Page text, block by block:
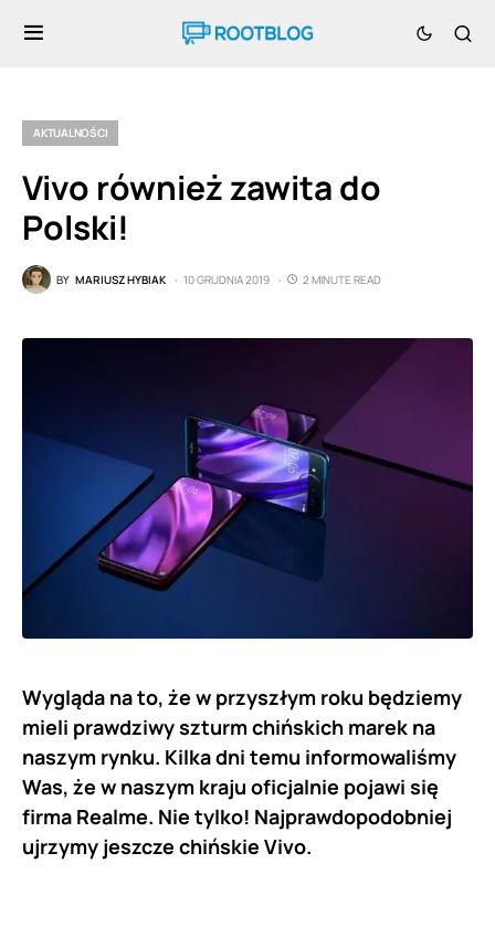
AKTUALNOŚCI
Vivo również zawita do
Polski!
BY MARIUSZ HYBIAK 10 GRUDNIA 2019 2 MINUTE READ
Wygląda na to, że w przyszłym roku będziemy
mieli prawdziwy szturm chińskich marek na
naszym rynku. Kilka dni temu informowaliśmy
Was, że w naszym kraju oficjalnie pojawi się
firma Realme. Nie tylko! Najprawdopodobniej
ujrzymy jeszcze chińskie Vivo.